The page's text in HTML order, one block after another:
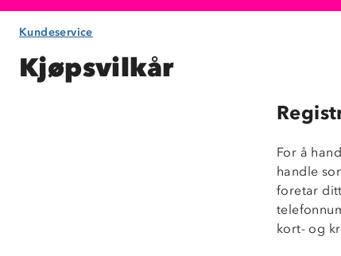
Kundeservice
Kjøpsvilkår
For å
handle
foretar
kort- og